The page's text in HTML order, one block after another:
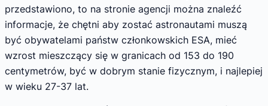
przedstawiono, to na stronie agencji można znaleźć
informacje, że chętni aby zostać astronautami muszą
być obywatelami państw członkowskich ESA, mieć
wzrost mieszczący się w granicach od 153 do 190
centymetrów, być w dobrym stanie fizycznym, i najlepiej
w wieku 27-37 lat.